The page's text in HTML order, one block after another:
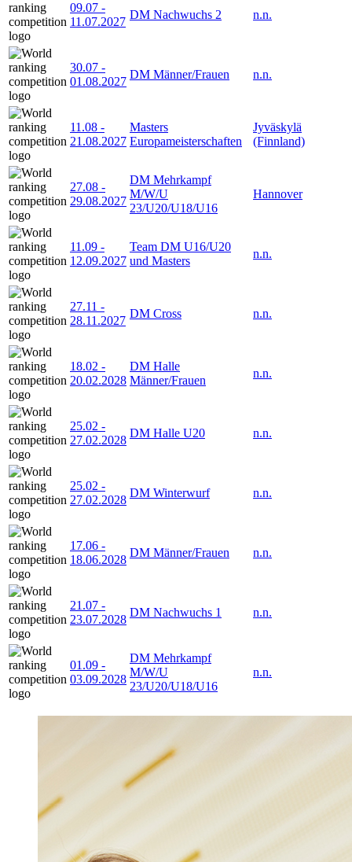
09.07 -
11.07.2027
DM Nachwuchs 2 n.n.
30.07 -
01.08.2027
DM Männer/Frauen n.n.
11.08 -
21.08.2027
Masters
Europameisterschaften
Jyväskylä
(Finnland)
27.08 -
29.08.2027
DM Mehrkampf
M/W/U
23/U20/U18/U16
Hannover
11.09 -
12.09.2027
Team DM U16/U20
und Masters
n.n.
27.11 -
28.11.2027
DM Cross n.n.
18.02 -
20.02.2028
DM Halle
Männer/Frauen
n.n.
25.02 -
27.02.2028
DM Halle U20 n.n.
25.02 -
27.02.2028
DM Winterwurf n.n.
17.06 -
18.06.2028
DM Männer/Frauen n.n.
21.07 -
23.07.2028
DM Nachwuchs 1 n.n.
01.09 -
03.09.2028
DM Mehrkampf
M/W/U
23/U20/U18/U16
n.n.